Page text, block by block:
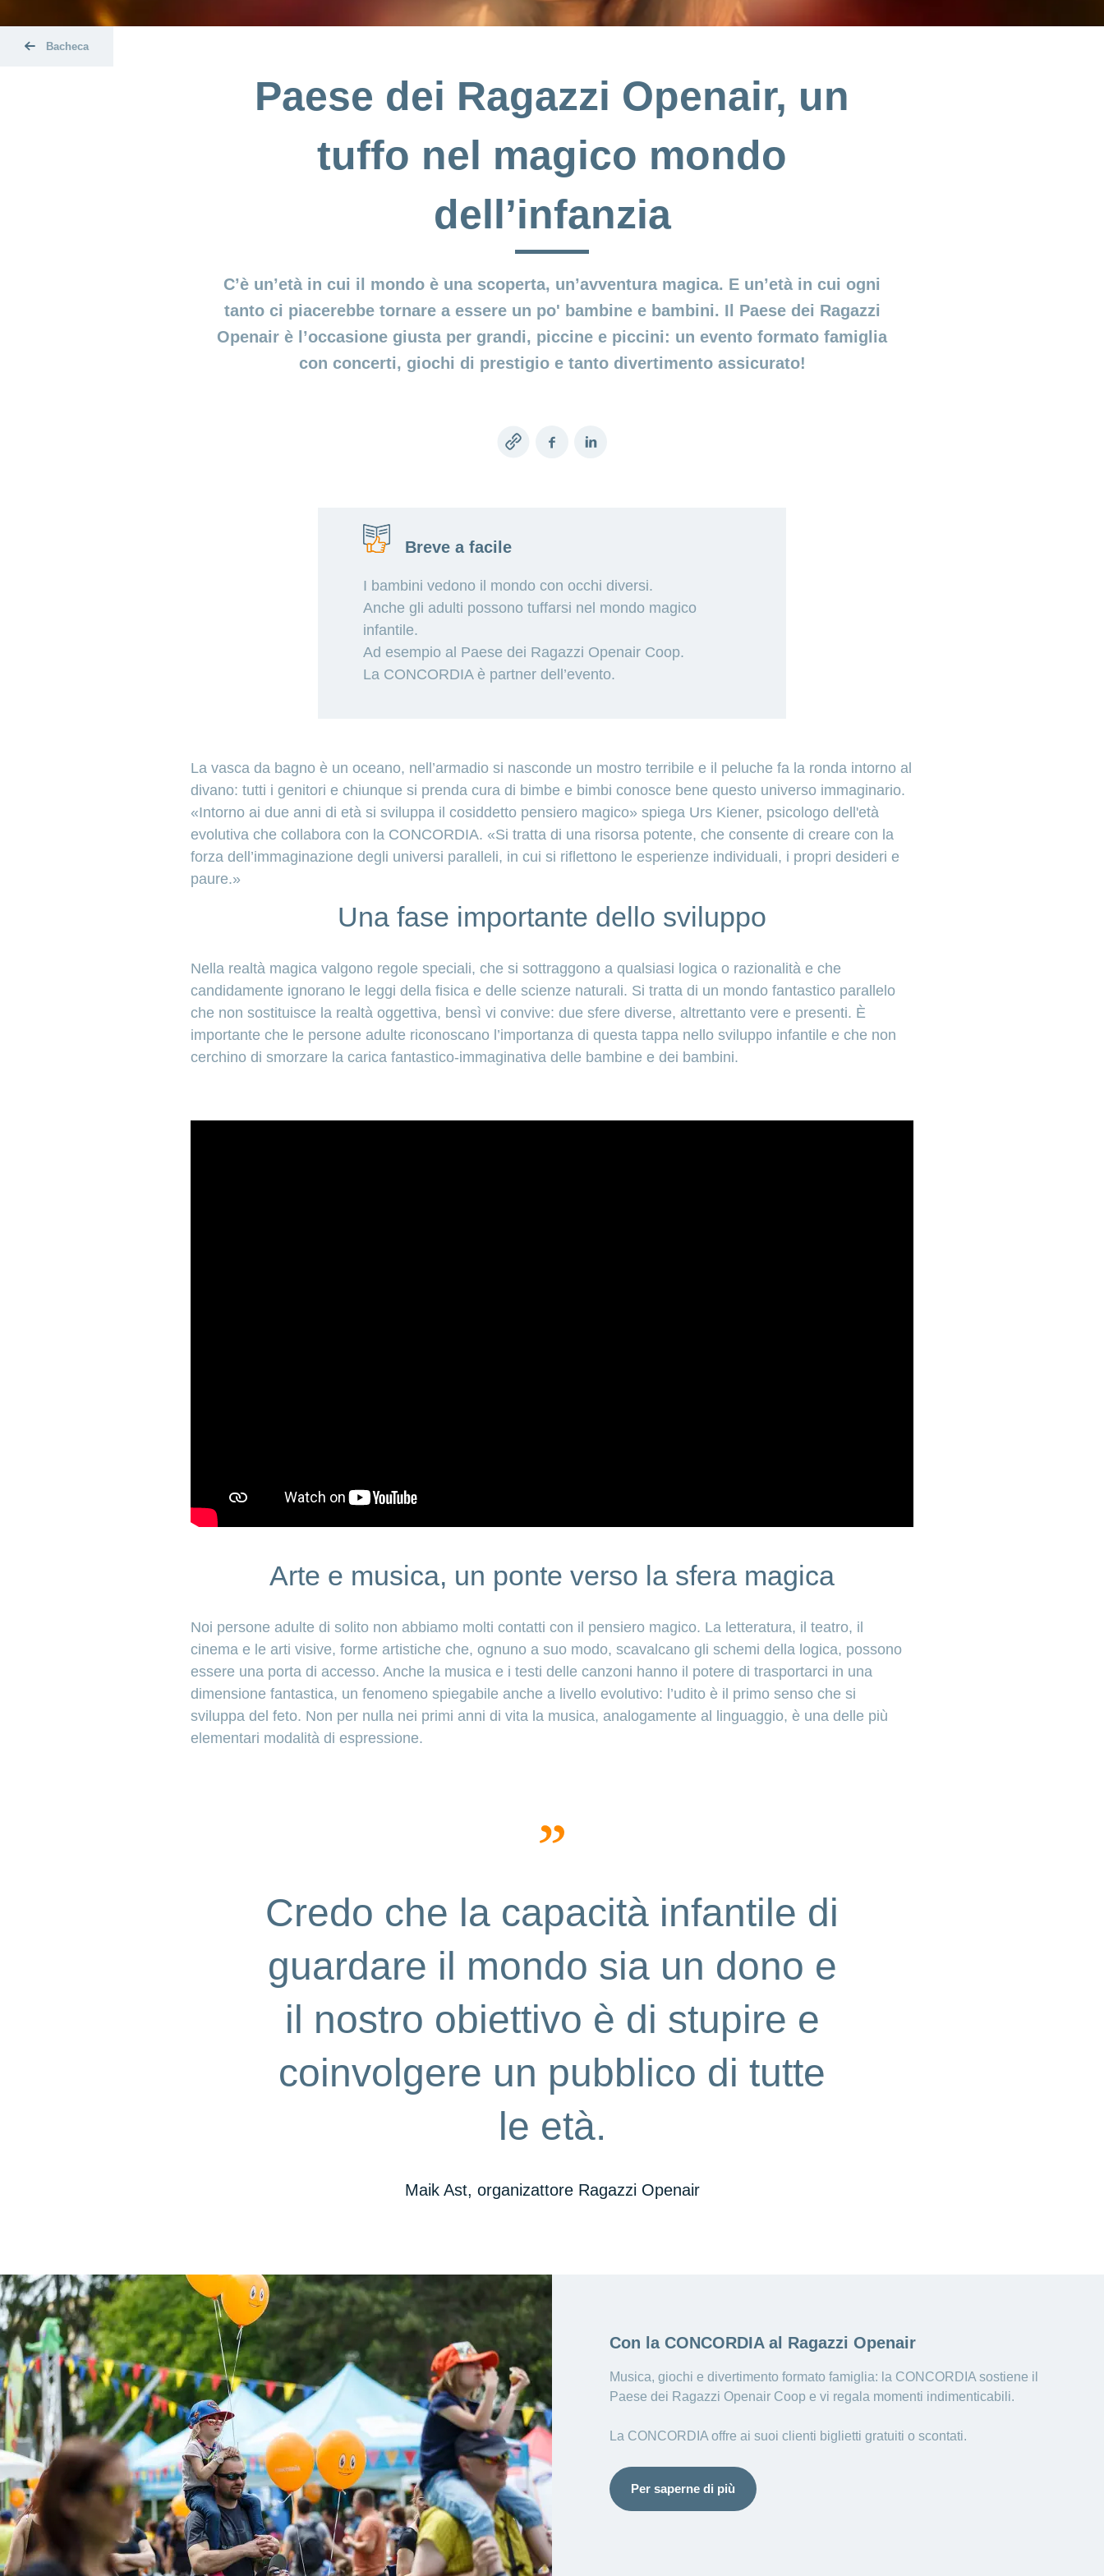
Bacheca
Paese dei Ragazzi Openair, un
tuffo nel magico mondo
dell’infanzia
C’è un’età in cui il mondo è una scoperta, un’avventura magica. E un’età in cui ogni
tanto ci piacerebbe tornare a essere un po' bambine e bambini. Il Paese dei Ragazzi
Openair è l’occasione giusta per grandi, piccine e piccini: un evento formato famiglia
con concerti, giochi di prestigio e tanto divertimento assicurato!
Copy
FacebookLinkedIn
Breve a facile
I bambini vedono il mondo con occhi diversi.
Anche gli adulti possono tuffarsi nel mondo magico
infantile.
Ad esempio al Paese dei Ragazzi Openair Coop.
La CONCORDIA è partner dell’evento.
La vasca da bagno è un oceano, nell’armadio si nasconde un mostro terribile e il peluche fa la ronda intorno al
divano: tutti i genitori e chiunque si prenda cura di bimbe e bimbi conosce bene questo universo immaginario.
«Intorno ai due anni di età si sviluppa il cosiddetto pensiero magico» spiega Urs Kiener, psicologo dell'età
evolutiva che collabora con la CONCORDIA. «Si tratta di una risorsa potente, che consente di creare con la
forza dell’immaginazione degli universi paralleli, in cui si riflettono le esperienze individuali, i propri desideri e
paure.»
Una fase importante dello sviluppo
Nella realtà magica valgono regole speciali, che si sottraggono a qualsiasi logica o razionalità e che
candidamente ignorano le leggi della fisica e delle scienze naturali. Si tratta di un mondo fantastico parallelo
che non sostituisce la realtà oggettiva, bensì vi convive: due sfere diverse, altrettanto vere e presenti. È
importante che le persone adulte riconoscano l’importanza di questa tappa nello sviluppo infantile e che non
cerchino di smorzare la carica fantastico-immaginativa delle bambine e dei bambini.
Arte e musica, un ponte verso la sfera magica
Noi persone adulte di solito non abbiamo molti contatti con il pensiero magico. La letteratura, il teatro, il
cinema e le arti visive, forme artistiche che, ognuno a suo modo, scavalcano gli schemi della logica, possono
essere una porta di accesso. Anche la musica e i testi delle canzoni hanno il potere di trasportarci in una
dimensione fantastica, un fenomeno spiegabile anche a livello evolutivo: l’udito è il primo senso che si
sviluppa del feto. Non per nulla nei primi anni di vita la musica, analogamente al linguaggio, è una delle più
elementari modalità di espressione.
Credo che la capacità infantile di
guardare il mondo sia un dono e
il nostro obiettivo è di stupire e
coinvolgere un pubblico di tutte
le età.
Maik Ast, organizattore Ragazzi Openair
Con la CONCORDIA al Ragazzi Openair
Musica, giochi e divertimento formato famiglia: la CONCORDIA sostiene il
Paese dei Ragazzi Openair Coop e vi regala momenti indimenticabili.
La CONCORDIA offre ai suoi clienti biglietti gratuiti o scontati.
Per saperne di più